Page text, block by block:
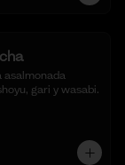
asalmonada
gari y wasabi.